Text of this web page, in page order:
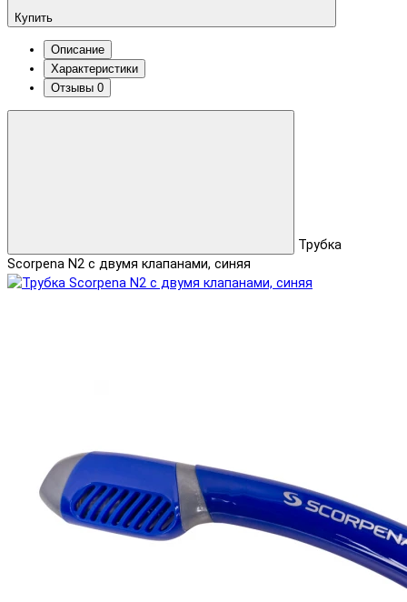
Купить
Описание
Характеристики
Отзывы 0
Трубка
Scorpena N2 c двумя клапанами, синяя